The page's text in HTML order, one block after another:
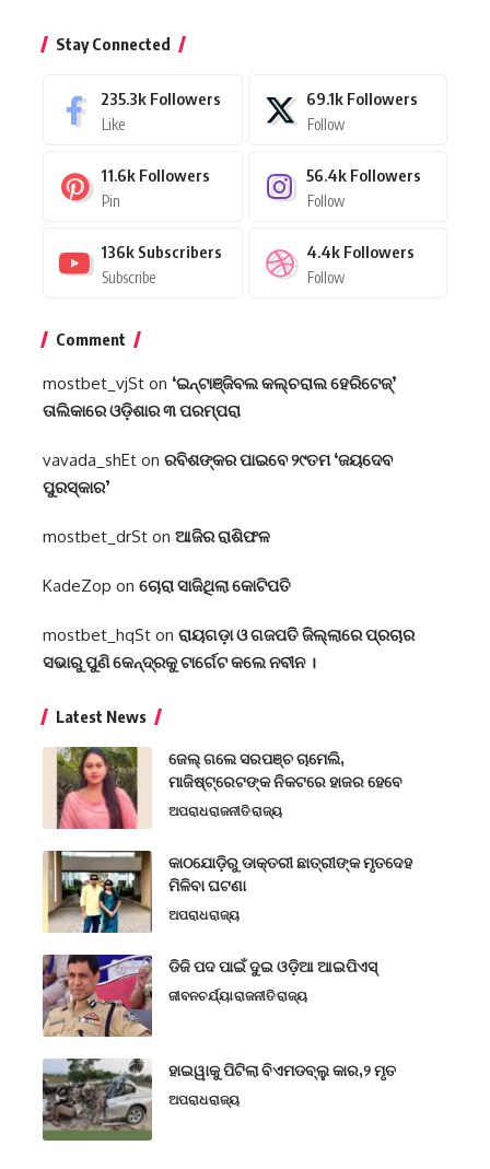
Stay Connected
235.3k Followers
Like
69.1k Followers
Follow
11.6k Followers
Pin
56.4k Followers
Follow
136k Subscribers
Subscribe
4.4k Followers
Follow
Comment
mostbet_vjSt on ‘ଇନ୍‌ଟାଞ୍ଜିବଲ କଲ୍‌ଚରାଲ ହେରିଟେଜ୍‌’
ତାଲିକାରେ ଓଡ଼ିଶାର ୩ ପରମ୍ପରା
vavada_shEt on ରବିଶଙ୍କର ପାଇବେ ୨୯ତମ ‘ଜୟଦେବ
ପୁରସ୍କାର’
mostbet_drSt on ଆଜିର ରାଶିଫଳ
KadeZop on ଚୋରା ସାଜିଥିଲା କୋଟିପତି
mostbet_hqSt on ରାୟଗଡ଼ା ଓ ଗଜପତି ଜିଲ୍ଲାରେ ପ୍ରଚାର
ସଭାରୁ ପୁଣି କେନ୍ଦ୍ରକୁ ଟାର୍ଗେଟ କଲେ ନବୀନ ।
Latest News
ଜେଲ୍ ଗଲେ ସରପଞ୍ଚ ଚାମେଲି,
ମାଜିଷ୍ଟ୍ରେଟଙ୍କ ନିକଟରେ ହାଜର ହେବେ
ଅପରାଧରାଜନୀତିରାଜ୍ୟ
କାଠଯୋଡ଼ିରୁ ଡାକ୍ତରୀ ଛାତ୍ରୀଙ୍କ ମୃତଦେହ
ମିଳିବା ଘଟଣା
ଅପରାଧରାଜ୍ୟ
ଡିଜି ପଦ ପାଇଁ ଦୁଇ ଓଡ଼ିଆ ଆଇପିଏସ୍
ଜୀବନଚର୍ଯ୍ୟାରାଜନୀତିରାଜ୍ୟ
ହାଇୱାକୁ ପିଟିଲା ବିଏମଡବ୍ଲୁ କାର,୨ ମୃତ
ଅପରାଧରାଜ୍ୟ